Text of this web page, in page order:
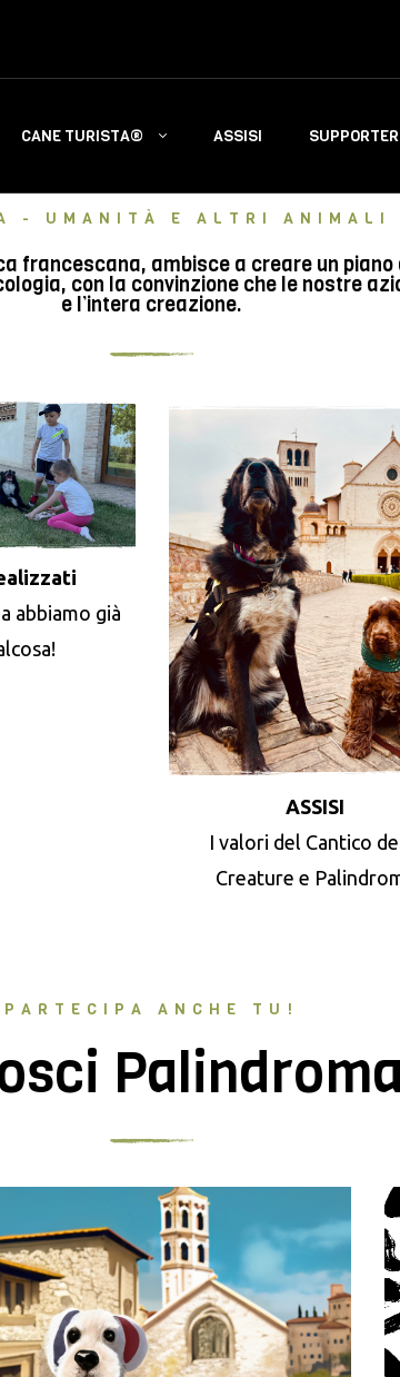
CANE TURISTA® ASSISI
- UMANITÀ E ALTRI
francescana, ambisce a creare un
con la convinzione che le nostre
e l’intera creazione.
abbiamo già
ASSISI
I valori del Cantico
Creature e
PARTECIPA ANCHE TU!